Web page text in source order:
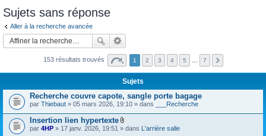
Sujets sans réponse
Aller à la recherche avancée
153 résultats trouvés 1 2 3 4 5 7
Sujets
Recherche couvre capote, sangle porte bagage
par Thiebaut » 05 mars 2026, 19:10 » dans ___Recherche
Insertion lien hypertexte
F
par 4HP » 17 janv. 2026, 19:51 » dans L'arrière salle